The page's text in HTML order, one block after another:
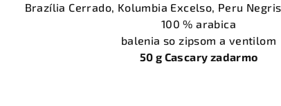
Brazília Cerrado, Kolumbia Excelso, Peru
100 % arabica
balenia so zipsom a ventilom
50 g Cascary zadarmo